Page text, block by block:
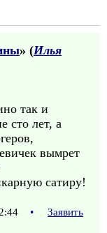
» (Илья
так и
сто лет, а
вымрет
сатиру!
•
Заявить